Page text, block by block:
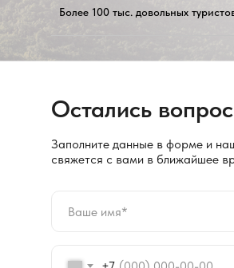
Более 100 тыс. довольных
Остались
Заполните данные в форме и
свяжется с вами в ближайшее